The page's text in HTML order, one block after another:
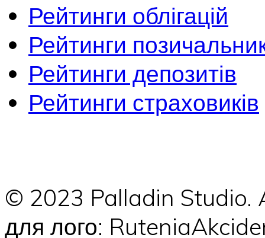
Рейтинги облігацій
Рейтинги
Рейтинги депозитів
Рейтинги страховиків
© 2023 Palladin
для лого: